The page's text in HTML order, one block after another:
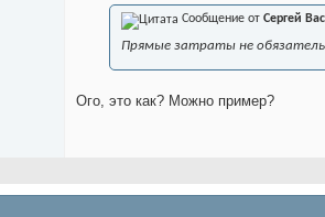
Сообщение от Сергей
Прямые затраты не
Ого, это как? Можно пример?